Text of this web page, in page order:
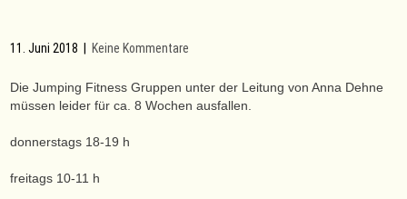
11. Juni 2018 Keine Kommentare
Die Jumping Fitness Gruppen unter der Leitung von Anna Dehne
müssen leider für ca. 8 Wochen ausfallen.
donnerstags 18-19 h
freitags 10-11 h